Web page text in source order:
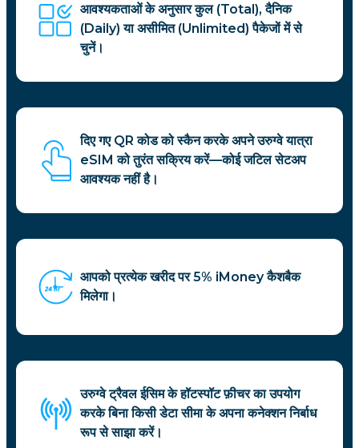
आवश्यकताओं के अनुसार कुल (Total), दैनिक
(Daily) या असीमित (Unlimited) पैकेजों में से
चुनें।
दिए गए QR कोड को स्कैन करके अपने उरुग्वे यात्रा
eSIM को तुरंत सक्रिय करें—कोई जटिल सेटअप
आवश्यक नहीं है।
आपको प्रत्येक खरीद पर 5% iMoney कैशबैक
मिलेगा।
उरुग्वे ट्रैवल ईसिम के हॉटस्पॉट फ़ीचर का उपयोग
करके बिना किसी डेटा सीमा के अपना कनेक्शन निर्बाध
रूप से साझा करें।